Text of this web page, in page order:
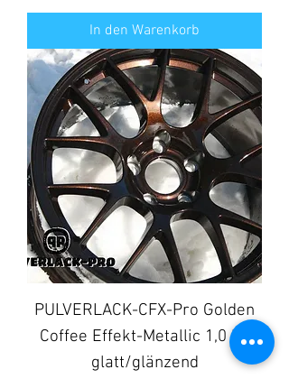
In den Warenkorb
PULVERLACK-CFX-Pro Golden
Coffee Effekt-Metallic 1,0 kg
glatt/glänzend